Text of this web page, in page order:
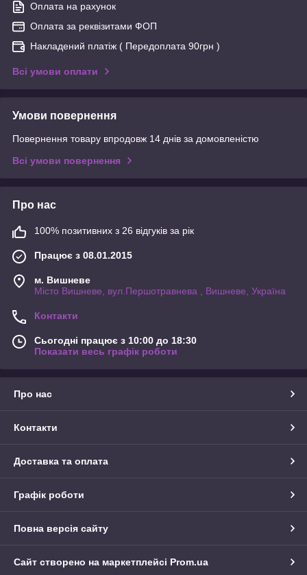
Оплата на рахунок
Оплата за реквізитами ФОП
Накладений платіж ( Передоплата 90грн )
Всі умови оплати
Умови повернення
Повернення товару впродовж 14 днів за домовленістю
Всі умови повернення
Про нас
100% позитивних з 26 відгуків за рік
Працює з 08.01.2015
м. Вишневе
Місто Вишневе, вул.Першотравнева , Вишневе, Україна
Контакти
Сьогодні працює з 10:00 до 18:30
Показати весь графік роботи
Про нас
Контакти
Доставка та оплата
Графік роботи
Повна версія сайту
Сайт створено на маркетплейсі Prom.ua